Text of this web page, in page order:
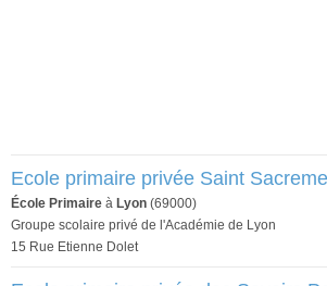
Ecole primaire privée Saint
École Primaire à Lyon (69000)
Groupe scolaire privé de l'Académie de Lyon
15 Rue Etienne Dolet